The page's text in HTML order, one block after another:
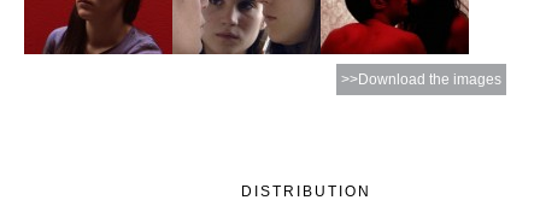
>>Download the images
DISTRIBUTION